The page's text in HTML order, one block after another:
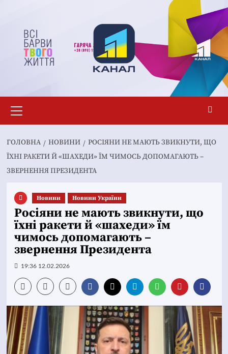
вмісту
меню
ГОЛОВНА НОВИНИ
РОСІЯНИ НЕ МАЮТЬ ЗВИКНУТИ, ЩО
ЇХНІ РАКЕТИ Й «ШАХЕДИ» ЇМ ЧИМОСЬ ДОПОМАГАЮТЬ –
ЗВЕРНЕННЯ ПРЕЗИДЕНТА
Новини Новини України
Росіяни не мають звикнути, що
їхні ракети й «шахеди» їм
чимось допомагають –
звернення Президента
19:36 12.02.2026